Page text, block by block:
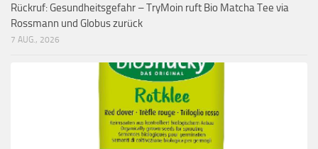
Rückruf: Gesundheitsgefahr – TryMoin ruft Bio Matcha Tee via
Rossmann und Globus zurück
7 AUG., 2026